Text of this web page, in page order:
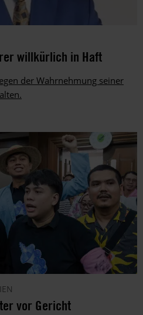
willkürlich in Haft
der Wahrnehmung seiner
vor Gericht